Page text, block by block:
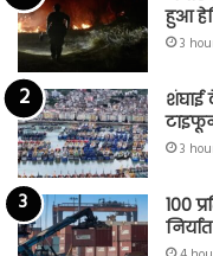
हुआ
3
शंघाई
3
100
निर्यात